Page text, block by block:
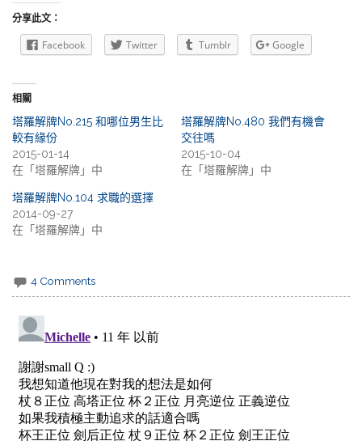
分享此文：
Facebook Twitter Tumblr Google
相關
塔羅解牌No.215 和哪位男生比
較有緣份
2015-01-14
在「塔羅解牌」中
塔羅解牌No.480 我們有機會
交往嗎
2015-10-04
在「塔羅解牌」中
塔羅解牌No.104 求職的選擇
2014-09-27
在「塔羅解牌」中
4 Comments